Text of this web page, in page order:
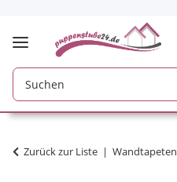
Zurück zur Liste Wandtapeten